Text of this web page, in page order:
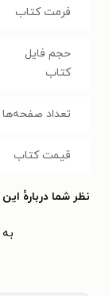
فرمت کتاب
حجم فایل
کتاب
تعداد صفحه‌ها
قیمت کتاب
نظر شما دربارهٔ